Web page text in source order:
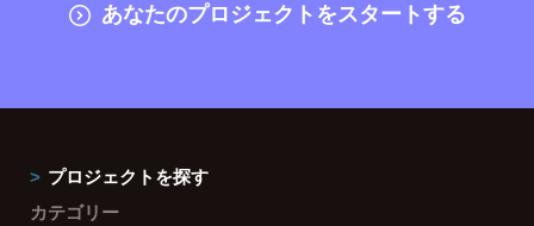
あなたのプロジェクトをスタートする
プロジェクトを探す
カテゴリー